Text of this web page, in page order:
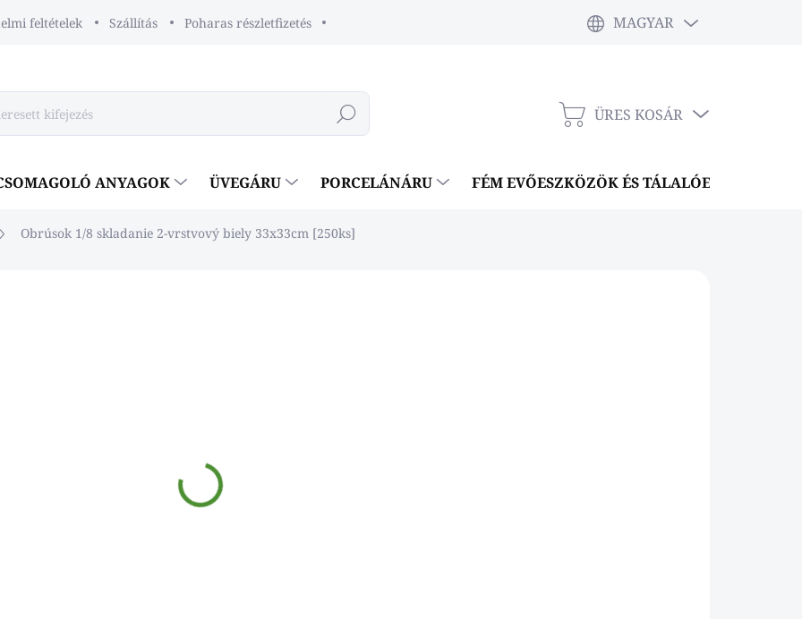
feltételek Szállítás Poharas részletfizetés MAGYAR
Keresés KOSÁR
ÜRES KOSÁR
ANYAGOK ÜVEGÁRU PORCELÁNÁRU FÉM EVŐESZKÖZÖK ÉS TÁLALÓESZKÖZÖK
Obrúsok 1/8 skladanie 2-vrstvový biely 33x33cm [250ks]